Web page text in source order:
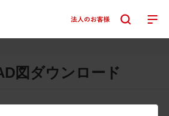
図ダウンロード